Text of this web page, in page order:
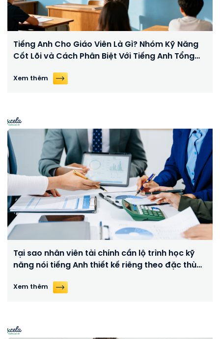
Tiếng Anh Cho Giáo Viên Là Gì? Nhóm Kỹ Năng
Cốt Lõi và Cách Phân Biệt Với Tiếng Anh Tổng
Xem thêm
Tại sao nhân viên tài chính cần lộ trình học kỹ
năng nói tiếng Anh thiết kế riêng theo đặc thù
Xem thêm